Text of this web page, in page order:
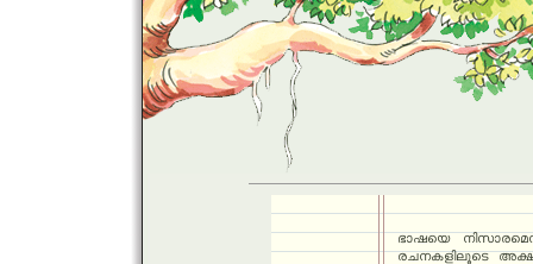
ഭാഷയെ
രചനകളിലൂടെ